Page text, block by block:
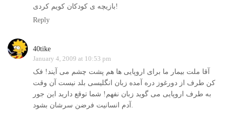
بازیچه ی کودکان کویم کردی!
Reply
40tike
January 4, 2009 at 10:53 pm
آقا ملت بیمار ما برای اروپایی ها هم پشت چشم می آیند! فک
کن طرف از دورغوز دره آمده زبان انگلیسی بلد نیست آن وقت
به طرف اروپایی می گوید زبان نفهم! شما توقع دارید این جور